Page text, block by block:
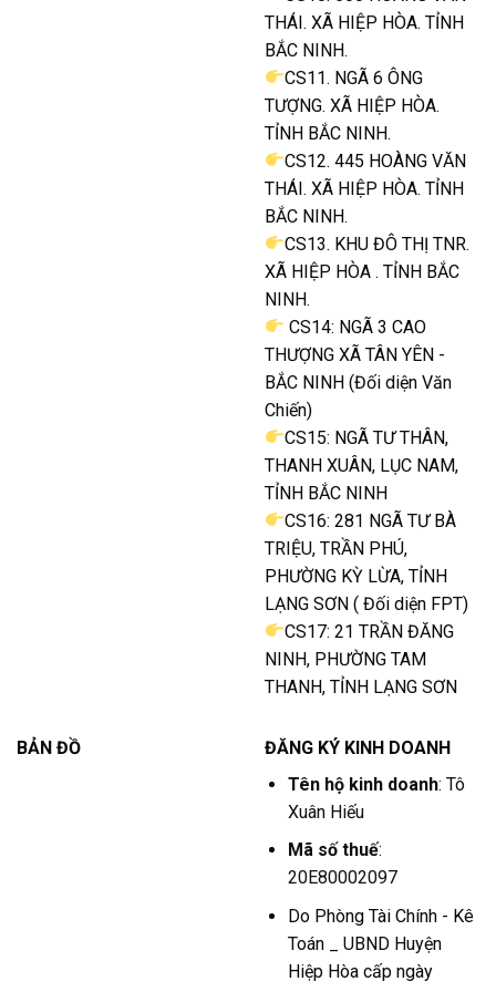
THÁI. XÃ HIỆP HÒA. TỈNH
BẮC NINH.
CS11. NGÃ 6 ÔNG
TƯỢNG. XÃ HIỆP HÒA.
TỈNH BẮC NINH.
CS12. 445 HOÀNG VĂN
THÁI. XÃ HIỆP HÒA. TỈNH
BẮC NINH.
CS13. KHU ĐÔ THỊ TNR.
XÃ HIỆP HÒA . TỈNH BẮC
NINH.
CS14: NGÃ 3 CAO
THƯỢNG XÃ TÂN YÊN -
BẮC NINH (Đối diện Văn
Chiến)
CS15: NGÃ TƯ THÂN,
THANH XUÂN, LỤC NAM,
TỈNH BẮC NINH
CS16: 281 NGÃ TƯ BÀ
TRIỆU, TRẦN PHÚ,
PHƯỜNG KỲ LỪA, TỈNH
LẠNG SƠN ( Đối diện FPT)
CS17: 21 TRẦN ĐĂNG
NINH, PHƯỜNG TAM
THANH, TỈNH LẠNG SƠN
BẢN ĐỒ
ĐĂNG KÝ KINH DOANH
Tên hộ kinh doanh: Tô
Xuân Hiếu
Mã số thuế:
20E80002097
Do Phòng Tài Chính - Kê
Toán _ UBND Huyện
Hiệp Hòa cấp ngày